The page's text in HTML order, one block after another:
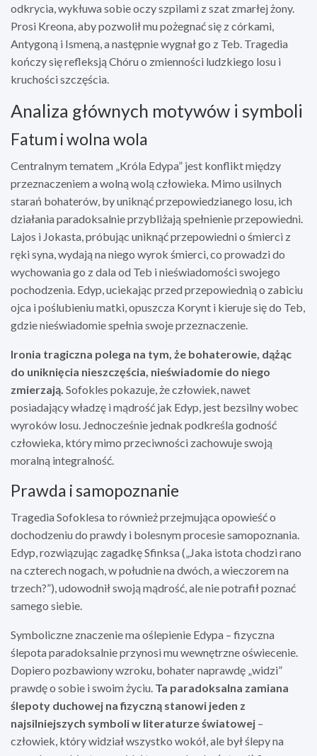
odkrycia, wykłuwa sobie oczy szpilami z szat zmarłej żony.
Prosi Kreona, aby pozwolił mu pożegnać się z córkami,
Antygoną i Ismeną, a następnie wygnał go z Teb. Tragedia
kończy się refleksją Chóru o zmienności ludzkiego losu i
kruchości szczęścia.
Analiza głównych motywów i symboli
Fatum i wolna wola
Centralnym tematem „Króla Edypa” jest konflikt między
przeznaczeniem a wolną wolą człowieka. Mimo usilnych
starań bohaterów, by uniknąć przepowiedzianego losu, ich
działania paradoksalnie przybliżają spełnienie przepowiedni.
Lajos i Jokasta, próbując uniknąć przepowiedni o śmierci z
ręki syna, wydają na niego wyrok śmierci, co prowadzi do
wychowania go z dala od Teb i nieświadomości swojego
pochodzenia. Edyp, uciekając przed przepowiednią o zabiciu
ojca i poślubieniu matki, opuszcza Korynt i kieruje się do Teb,
gdzie nieświadomie spełnia swoje przeznaczenie.
Ironia tragiczna polega na tym, że bohaterowie, dążąc
do uniknięcia nieszczęścia, nieświadomie do niego
zmierzają. Sofokles pokazuje, że człowiek, nawet
posiadający władzę i mądrość jak Edyp, jest bezsilny wobec
wyroków losu. Jednocześnie jednak podkreśla godność
człowieka, który mimo przeciwności zachowuje swoją
moralną integralność.
Prawda i samopoznanie
Tragedia Sofoklesa to również przejmująca opowieść o
dochodzeniu do prawdy i bolesnym procesie samopoznania.
Edyp, rozwiązując zagadkę Sfinksa („Jaka istota chodzi rano
na czterech nogach, w południe na dwóch, a wieczorem na
trzech?”), udowodnił swoją mądrość, ale nie potrafił poznać
samego siebie.
Symboliczne znaczenie ma oślepienie Edypa – fizyczna
ślepota paradoksalnie przynosi mu wewnętrzne oświecenie.
Dopiero pozbawiony wzroku, bohater naprawdę „widzi”
prawdę o sobie i swoim życiu. Ta paradoksalna zamiana
ślepoty duchowej na fizyczną stanowi jeden z
najsilniejszych symboli w literaturze światowej –
człowiek, który widział wszystko wokół, ale był ślepy na